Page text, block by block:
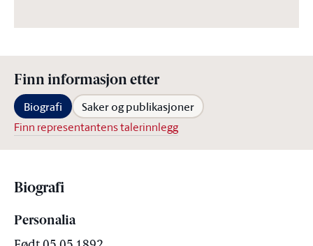
Finn informasjon etter
Biografi Saker og publikasjoner
Finn representantens talerinnlegg
Biografi
Personalia